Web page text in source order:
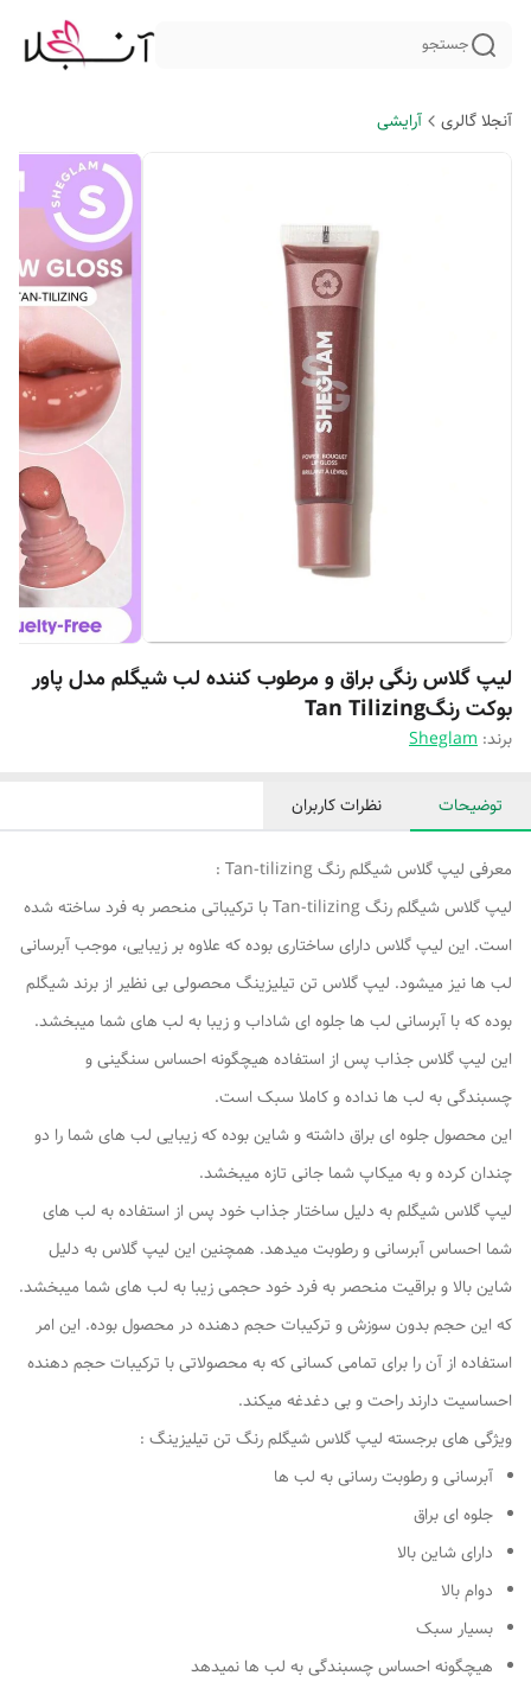
جستجو
آنجلا گالری آرایشی
لیپ گلاس رنگی براق و مرطوب کننده لب شیگلم مدل پاور
بوکت رنگTan Tilizing
برند: Sheglam
توضیحات نظرات کاربران
معرفی لیپ گلاس شیگلم رنگ Tan-tilizing :
لیپ گلاس شیگلم رنگ Tan-tilizing با ترکیباتی منحصر به فرد ساخته شده
است. این لیپ گلاس دارای ساختاری بوده که علاوه بر زیبایی، موجب آبرسانی
لب ها نیز میشود. لیپ گلاس تن تیلیزینگ محصولی بی نظیر از برند شیگلم
بوده که با آبرسانی لب ها جلوه ای شاداب و زیبا به لب های شما میبخشد.
این لیپ گلاس جذاب پس از استفاده هیچگونه احساس سنگینی و
چسبندگی به لب ها نداده و کاملا سبک است.
این محصول جلوه ای براق داشته و شاین بوده که زیبایی لب های شما را دو
چندان کرده و به میکاپ شما جانی تازه میبخشد.
لیپ گلاس شیگلم به دلیل ساختار جذاب خود پس از استفاده به لب های
شما احساس آبرسانی و رطوبت میدهد. همچنین این لیپ گلاس به دلیل
شاین بالا و براقیت منحصر به فرد خود حجمی زیبا به لب های شما میبخشد.
که این حجم بدون سوزش و ترکیبات حجم دهنده در محصول بوده. این امر
استفاده از آن را برای تمامی کسانی که به محصولاتی با ترکیبات حجم دهنده
احساسیت دارند راحت و بی دغدغه میکند.
ویژگی های برجسته لیپ گلاس شیگلم رنگ تن تیلیزینگ :
آبرسانی و رطوبت رسانی به لب ها
جلوه ای براق
دارای شاین بالا
دوام بالا
بسیار سبک
هیچگونه احساس چسبندگی به لب ها نمیدهد